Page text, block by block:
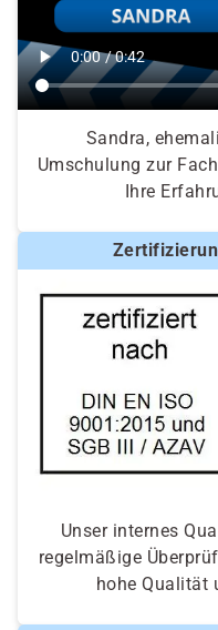
Sandra,
Umschulung zur
Ihre
Unser internes
regelmäßige
hohe Qualität